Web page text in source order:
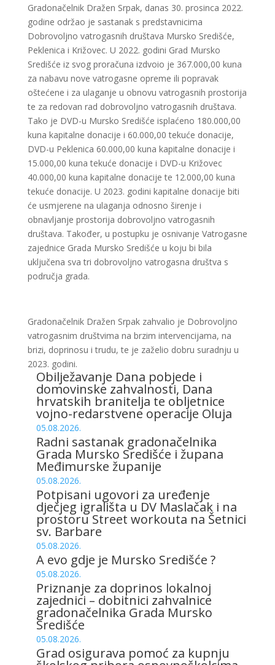
Gradonačelnik Dražen Srpak, danas 30. prosinca 2022.
godine održao je sastanak s predstavnicima
Dobrovoljno vatrogasnih društava Mursko Središće,
Peklenica i Križovec. U 2022. godini Grad Mursko
Središće iz svog proračuna izdvoio je 367.000,00 kuna
za nabavu nove vatrogasne opreme ili popravak
oštećene i za ulaganje u obnovu vatrogasnih prostorija
te za redovan rad dobrovoljno vatrogasnih društava.
Tako je DVD-u Mursko Središće isplaćeno 180.000,00
kuna kapitalne donacije i 60.000,00 tekuće donacije,
DVD-u Peklenica 60.000,00 kuna kapitalne donacije i
15.000,00 kuna tekuće donacije i DVD-u Križovec
40.000,00 kuna kapitalne donacije te 12.000,00 kuna
tekuće donacije. U 2023. godini kapitalne donacije biti
će usmjerene na ulaganja odnosno širenje i
obnavljanje prostorija dobrovoljno vatrogasnih
društava. Također, u postupku je osnivanje Vatrogasne
zajednice Grada Mursko Središće u koju bi bila
uključena sva tri dobrovoljno vatrogasna društva s
područja grada.
Gradonačelnik Dražen Srpak zahvalio je Dobrovoljno
vatrogasnim društvima na brzim intervencijama, na
brizi, doprinosu i trudu, te je zaželio dobru suradnju u
2023. godini.
Obilježavanje Dana pobjede i
domovinske zahvalnosti, Dana
hrvatskih branitelja te obljetnice
vojno-redarstvene operacije Oluja
05.08.2026.
Radni sastanak gradonačelnika
Grada Mursko Središće i župana
Međimurske županije
05.08.2026.
Potpisani ugovori za uređenje
dječjeg igrališta u DV Maslačak i na
prostoru Street workouta na Šetnici
sv. Barbare
05.08.2026.
A evo gdje je Mursko Središće ?
05.08.2026.
Priznanje za doprinos lokalnoj
zajednici – dobitnici zahvalnice
gradonačelnika Grada Mursko
Središće
05.08.2026.
Grad osigurava pomoć za kupnju